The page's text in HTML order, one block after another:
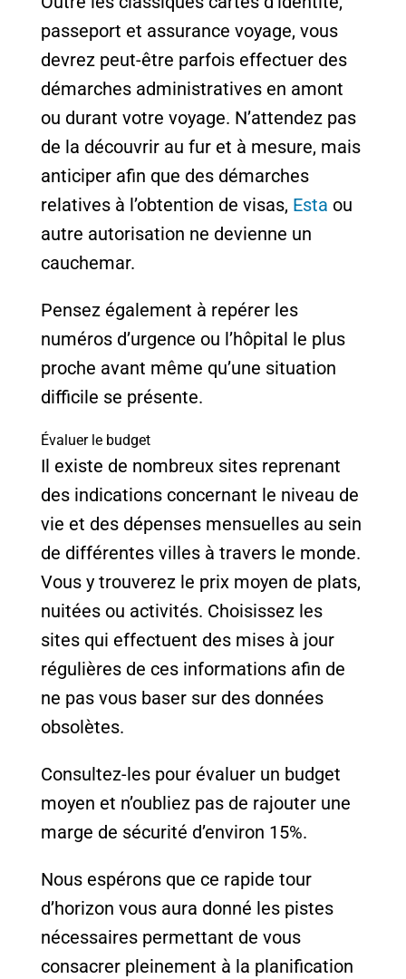
passeport et assurance voyage, vous
devrez peut-être parfois effectuer des
démarches administratives en amont
ou durant votre voyage. N’attendez pas
de la découvrir au fur et à mesure, mais
anticiper afin que des démarches
relatives à l’obtention de visas, Esta ou
autre autorisation ne devienne un
cauchemar.
Pensez également à repérer les
numéros d’urgence ou l’hôpital le plus
proche avant même qu’une situation
difficile se présente.
Évaluer le budget
Il existe de nombreux sites reprenant
des indications concernant le niveau de
vie et des dépenses mensuelles au sein
de différentes villes à travers le monde.
Vous y trouverez le prix moyen de plats,
nuitées ou activités. Choisissez les
sites qui effectuent des mises à jour
régulières de ces informations afin de
ne pas vous baser sur des données
obsolètes.
Consultez-les pour évaluer un budget
moyen et n’oubliez pas de rajouter une
marge de sécurité d’environ 15%.
Nous espérons que ce rapide tour
d’horizon vous aura donné les pistes
nécessaires permettant de vous
consacrer pleinement à la planification